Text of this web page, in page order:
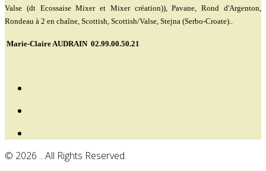
Valse (dt Ecossaise Mixer et Mixer création)), Pavane, Rond d'Argenton,
Rondeau à 2 en chaîne, Scottish, Scottish/Valse, Stejna (Serbo-Croate)..
Marie-Claire AUDRAIN 02.99.00.50.21
© 2026 .. All Rights Reserved.